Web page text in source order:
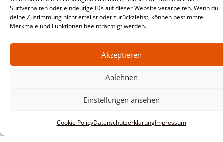
Surfverhalten oder eindeutige IDs auf dieser Website verarbeiten. Wenn du
deine Zustimmung nicht erteilst oder zurückziehst, können bestimmte
Merkmale und Funktionen beeinträchtigt werden.
Akzeptieren
Ablehnen
Einstellungen ansehen
Cookie PolicyDatenschutzerklärungImpressum